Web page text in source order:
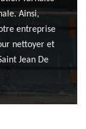
Ainsi,
entreprise
nettoyer et
Jean De